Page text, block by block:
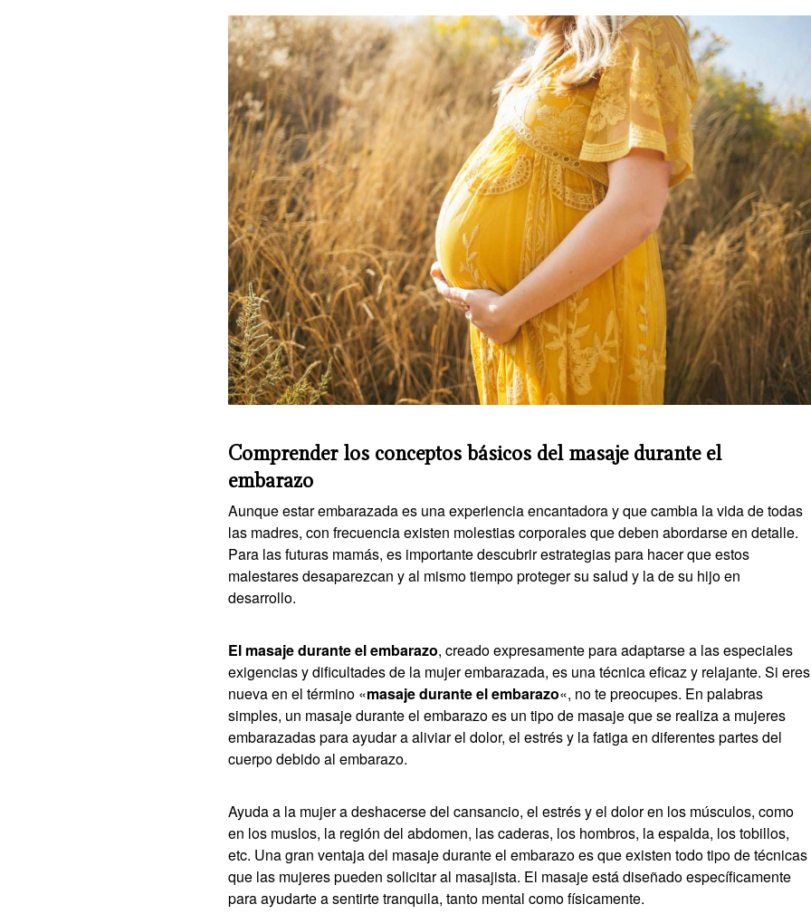
Comprender los conceptos básicos del masaje durante el
embarazo
Aunque estar embarazada es una experiencia encantadora y que cambia la vida de todas
las madres, con frecuencia existen molestias corporales que deben abordarse en detalle.
Para las futuras mamás, es importante descubrir estrategias para hacer que estos
malestares desaparezcan y al mismo tiempo proteger su salud y la de su hijo en
desarrollo.
El masaje durante el embarazo, creado expresamente para adaptarse a las especiales
exigencias y dificultades de la mujer embarazada, es una técnica eficaz y relajante. Si eres
nueva en el término «masaje durante el embarazo«, no te preocupes. En palabras
simples, un masaje durante el embarazo es un tipo de masaje que se realiza a mujeres
embarazadas para ayudar a aliviar el dolor, el estrés y la fatiga en diferentes partes del
cuerpo debido al embarazo.
Ayuda a la mujer a deshacerse del cansancio, el estrés y el dolor en los músculos, como
en los muslos, la región del abdomen, las caderas, los hombros, la espalda, los tobillos,
etc. Una gran ventaja del masaje durante el embarazo es que existen todo tipo de técnicas
que las mujeres pueden solicitar al masajista. El masaje está diseñado específicamente
para ayudarte a sentirte tranquila, tanto mental como físicamente.